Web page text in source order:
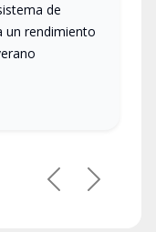
de
un rendimiento
Anterior